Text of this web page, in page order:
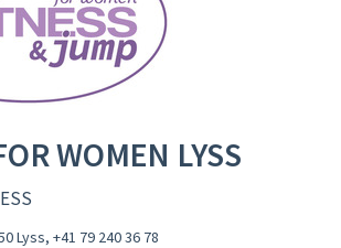
WOMEN LYSS
Lyss, +41 79 240 36 78